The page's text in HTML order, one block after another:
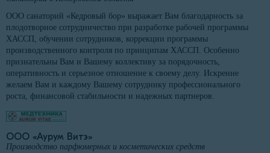
ООО санаторий «Кедровый бор» выражает Вам благодарность за
плодотворное сотрудничество при разработке рабочей программы
ХАССП, обучении сотрудников, коррекции программы
производственного контроля по принципам ХАССП. Особенно
признательны Вам и Вашему коллективу за порядочность,
оперативность и серьезное отношение к своему делу. Искренне
желаем Вам и каждому Вашему сотруднику профессионального
роста, финансовой стабильности и надежных партнеров.
ООО «Аурум Витэ»
Производство парфюмерных и косметических средств